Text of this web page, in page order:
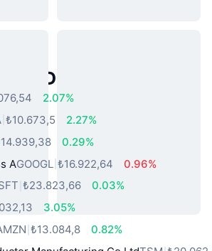
Dünya Varlıkları
2.07%
₺10.673,5
2.27%
0.29%
AGOOGL ₺16.922,64
0.96%
₺23.823,66
0.03%
3.05%
₺13.084,8
0.82%